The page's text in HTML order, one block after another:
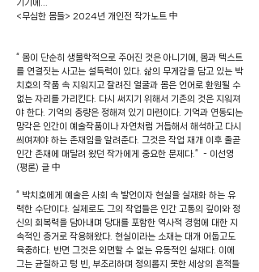
기기에...
<무심한 몸들> 2024년 개인전 작가노트 中
“ 몸이 단순히 생물학적으로 주어진 것은 아니기에, 몸과 텍스트
를 연결짓는 사고는 설득력이 있다. 삶의 무게감을 담고 있는 박
치호의 작품 속 지워지고 잘려진 얼굴과 몸은 언어로 환원될 수
없는 자리를 가리킨다. 다시 써지기 위해서 기존의 것은 지워져
야 한다. 기억의 총량은 정해져 있기 마련이다. 기억과 연동되는
망각은 인간이 예술작품이나 자연처럼 거듭해서 해석하고 다시
씌여져야 하는 존재임을 알려준다. 그것은 작업 재개 이후 줄곧
인간 존재에 매달려 왔던 작가에게 중요한 문제다.” - 이선영
(평론) 글 中
“ 박치호에게 예술은 사회 속 발언이자 현실을 실재화 하는 유
력한 수단이다. 실제로도 그의 작업들은 인간 고통의 깊이와 정
신의 회복력을 담아내며 당대를 포함한 역사적 경험에 대한 지
속적인 증거로 작용해왔다. 현실이라는 소재는 대개 어둡고도
육중하다. 반면 그것은 외면할 수 없는 유동적인 실재다. 이에
그는 균질하고 텅 빈, 부조리하며 정의롭지 못한 세상의 흔적들